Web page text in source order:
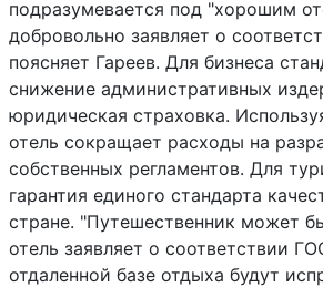
подразумевается под "хорошим
добровольно заявляет о
поясняет Гареев. Для бизнеса
снижение административных
юридическая страховка.
отель сокращает расходы на
собственных регламентов. Для
гарантия единого стандарта
стране. "Путешественник может
отель заявляет о соответствии
отдаленной базе отдыха будут